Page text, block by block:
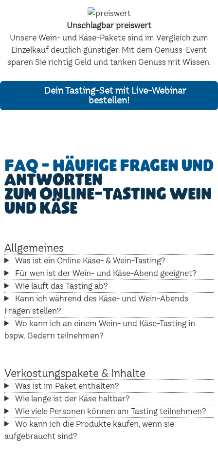
Unschlagbar preiswert
Unsere Wein- und Käse-Pakete sind im Vergleich zum
Einzelkauf deutlich günstiger. Mit dem Genuss-Event
sparen Sie richtig Geld und tanken Genuss mit Wissen.
Dein Tasting-Set mit Live-Webinar
bestellen!
FAQ - Häufige Fragen und
Antworten
zum Online-Tasting Wein
und Käse
Allgemeines
Was ist ein Online Käse- & Wein-Tasting?
Für wen ist der Wein- und Käse-Abend geeignet?
Wie läuft das Tasting ab?
Kann ich während des Käse- und Wein-Abends
Fragen stellen?
Wo kann ich an einem Wein- und Käse-Tasting in
bspw. Gedern teilnehmen?
Verkostungspakete & Inhalte
Was ist im Paket enthalten?
Wie lange ist der Käse haltbar?
Wie viele Personen können am Tasting teilnehmen?
Wo kann ich die Produkte kaufen, wenn sie
aufgebraucht sind?